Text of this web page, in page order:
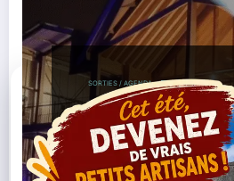
SORTIES / AGENDA
Club Mezzanine :
électro du
manquer à Nantes